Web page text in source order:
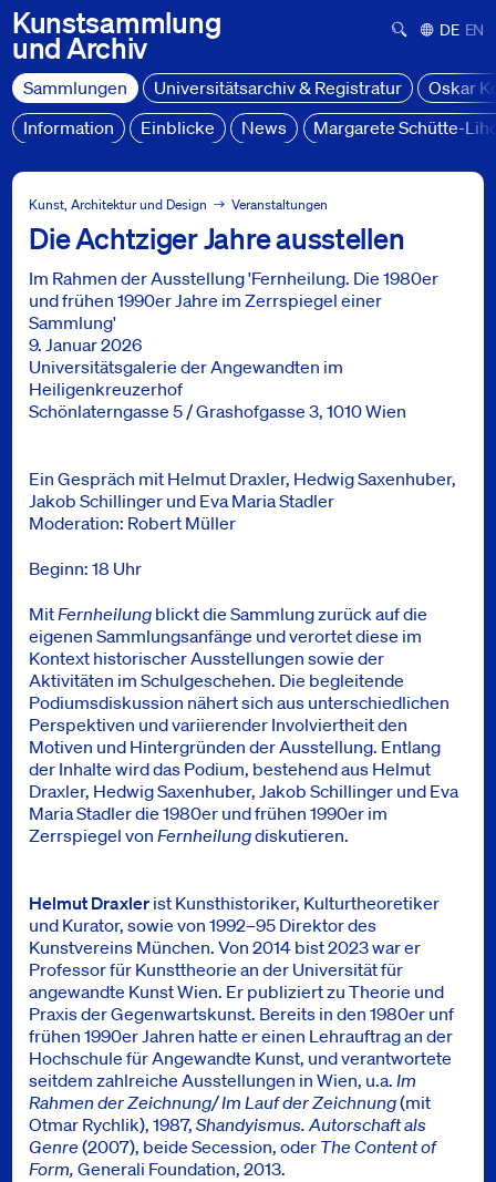
Kunstsammlung
undArchiv
Deutsch
Sammlungen Universitätsarchiv & Registratur
Oskar
Information
Einblicke News
Margarete Schütte-
Veranstaltungen
Podiumsdiskussion zur Ausstellung Fernheilung
Kunst, Architektur und Design Veranstaltungen
Die Achtziger Jahre ausstellen
Im Rahmen der Ausstellung 'Fernheilung. Die 1980er
und frühen 1990er Jahre im Zerrspiegel einer
Sammlung'
9. Januar 2026
Universitätsgalerie der Angewandten im
Heiligenkreuzerhof
Schönlaterngasse 5 / Grashofgasse 3, 1010 Wien
Ein Gespräch mit Helmut Draxler, Hedwig Saxenhuber,
Jakob Schillinger und Eva Maria Stadler
Moderation: Robert Müller
Beginn: 18 Uhr
MitFernheilung blickt die Sammlung zurück auf die
eigenen Sammlungsanfänge und verortet diese im
Kontext historischer Ausstellungen sowie der
Aktivitäten im Schulgeschehen. Die begleitende
Podiumsdiskussion nähert sich aus unterschiedlichen
Perspektiven und variierender Involviertheit den
Motiven und Hintergründen der Ausstellung. Entlang
der Inhalte wird das Podium, bestehend aus Helmut
Draxler, Hedwig Saxenhuber, Jakob Schillinger und Eva
Maria Stadler die 1980er und frühen 1990er im
Zerrspiegel vonFernheilungdiskutieren.
Helmut Draxler ist Kunsthistoriker, Kulturtheoretiker
und Kurator, sowie von 1992–95 Direktor des
Kunstvereins München. Von 2014 bist 2023 war er
Professor für Kunsttheorie an der Universität für
angewandte Kunst Wien. Er publiziert zu Theorie und
Praxis der Gegenwartskunst. Bereits in den 1980er unf
frühen 1990er Jahren hatte er einen Lehrauftrag an der
Hochschule für Angewandte Kunst, und verantwortete
seitdem zahlreiche Ausstellungen in Wien, u.a.Im
Rahmen der Zeichnung/ Im Lauf der Zeichnung(mit
Otmar Rychlik), 1987,Shandyismus. Autorschaft als
Genre (2007), beide Secession, oder The Content of
Form, Generali Foundation, 2013.